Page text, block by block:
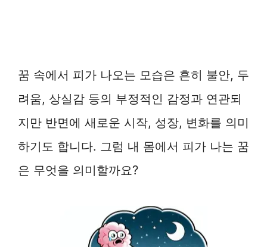
꿈 속에서 피가 나오는 모습은 흔히 불안, 두
려움, 상실감 등의 부정적인 감정과 연관되
지만 반면에 새로운 시작, 성장, 변화를 의미
하기도 합니다. 그럼 내 몸에서 피가 나는 꿈
은 무엇을 의미할까요?